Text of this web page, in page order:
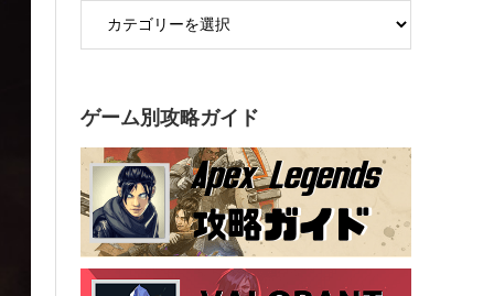
ゲーム別攻略ガイド